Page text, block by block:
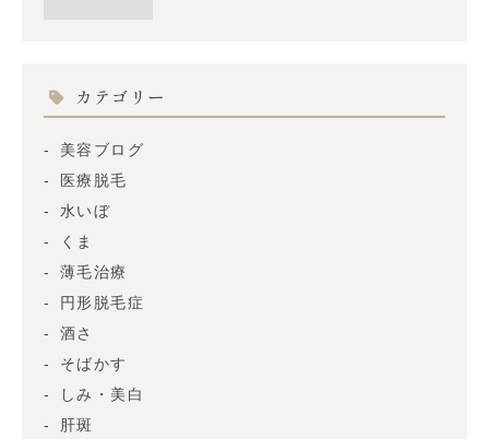
カテゴリー
美容ブログ
医療脱毛
水いぼ
くま
薄毛治療
円形脱毛症
酒さ
そばかす
しみ・美白
肝斑